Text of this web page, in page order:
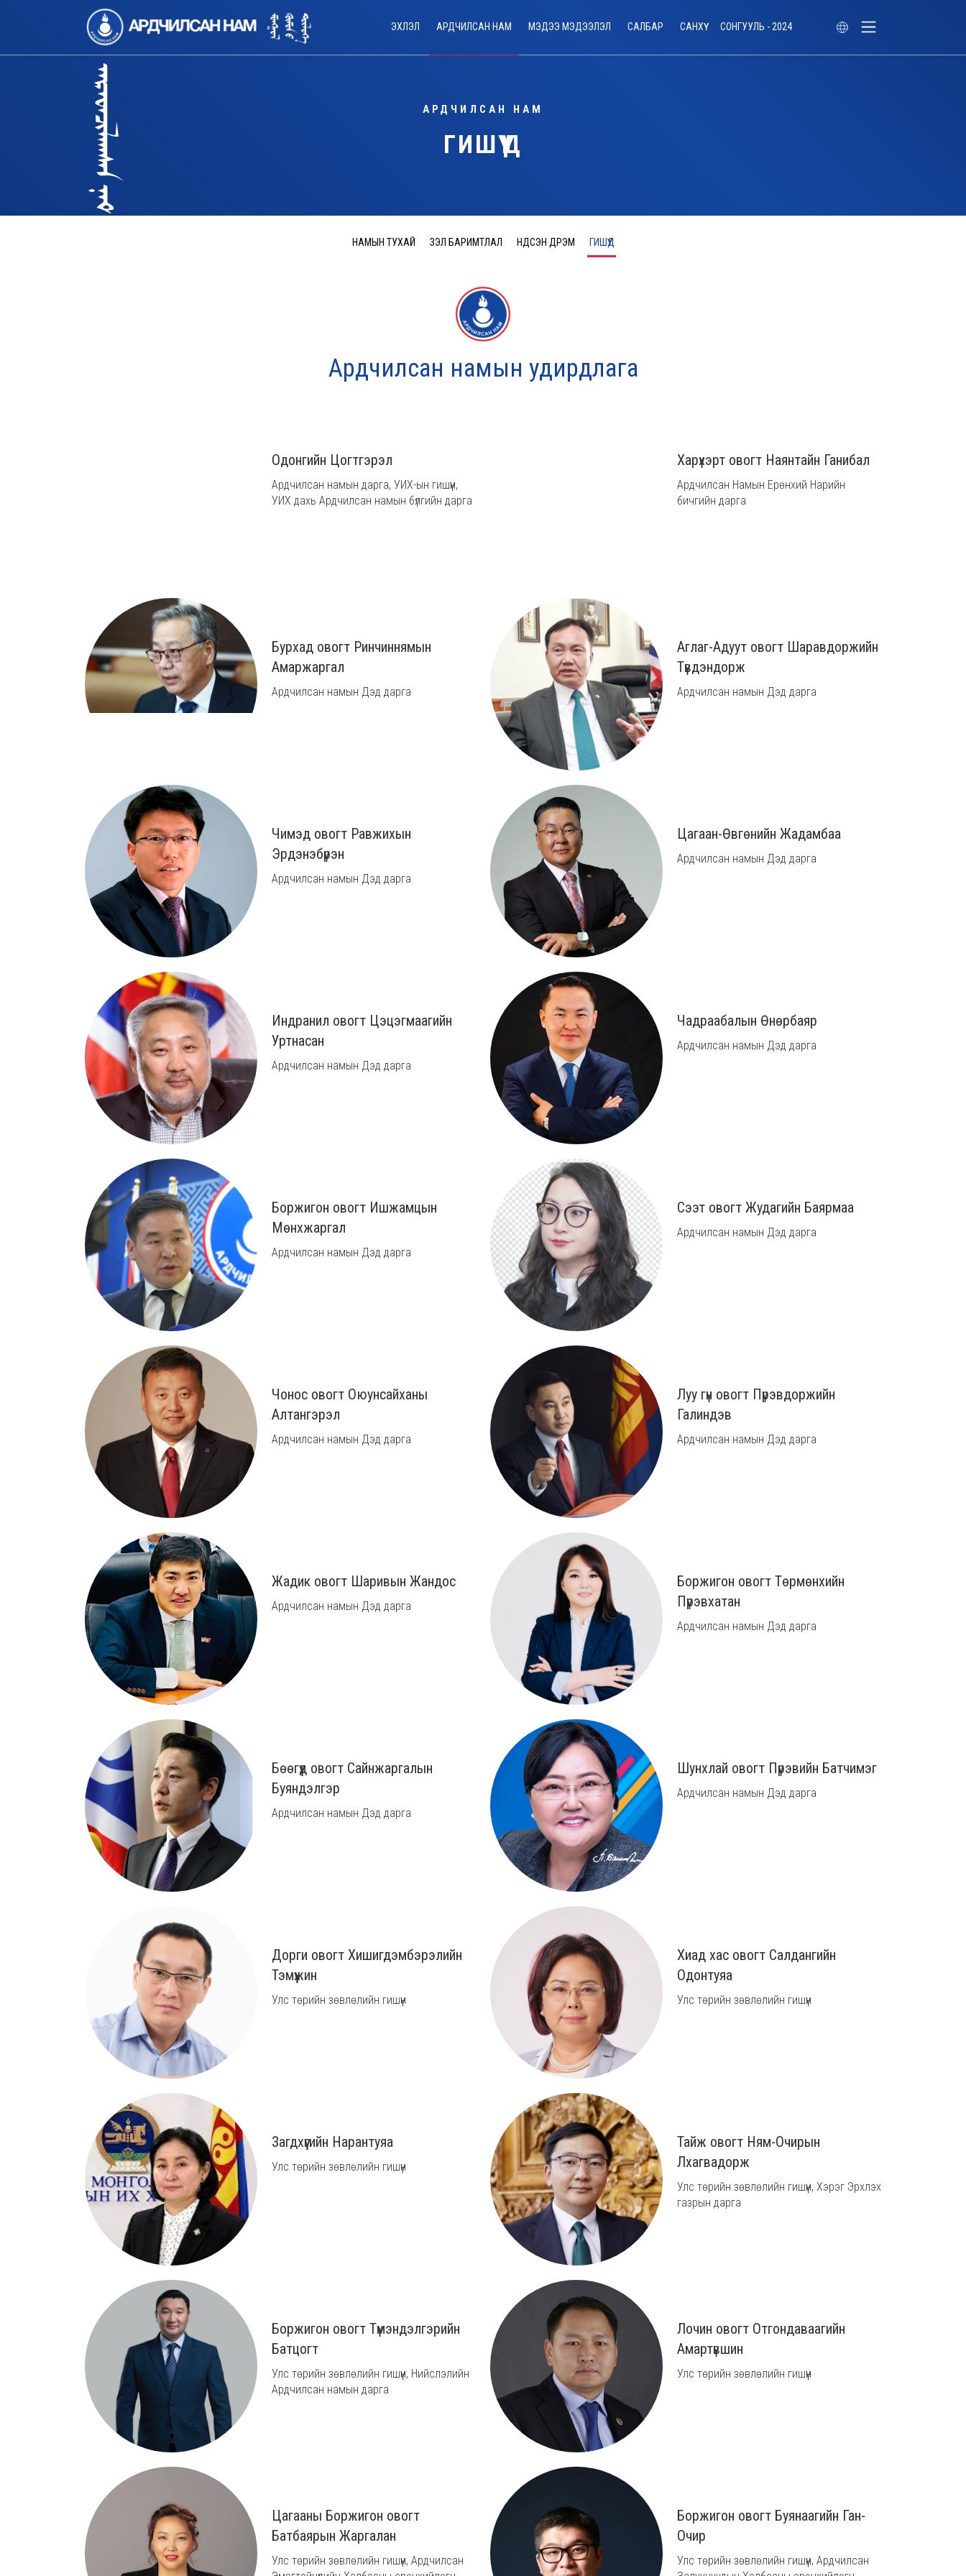
ЭХЛЭЛ АРДЧИЛСАН НАМ МЭДЭЭ МЭДЭЭЛЭЛ САЛБАР САНХҮҮ СОНГУУЛЬ - 2024
АРДЧИЛСАН НАМ
ГИШҮҮД
НАМЫН ТУХАЙ ҮЗЭЛ БАРИМТЛАЛ ҮНДСЭН ДҮРЭМ ГИШҮҮД
Ардчилсан намын удирдлага
Одонгийн Цогтгэрэл
Ардчилсан намын дарга, УИХ-ын гишүүн,
УИХ дахь Ардчилсан намын бүлгийн дарга
Харүхэрт овогт Наянтайн Ганибал
Ардчилсан Намын Ерөнхий Нарийн
бичгийн дарга
Бурхад овогт Ринчиннямын
Амаржаргал
Ардчилсан намын Дэд дарга
Аглаг-Адуут овогт Шаравдоржийн
Түвдэндорж
Ардчилсан намын Дэд дарга
Чимэд овогт Равжихын
Эрдэнэбүрэн
Ардчилсан намын Дэд дарга
Цагаан-Өвгөнийн Жадамбаа
Ардчилсан намын Дэд дарга
Индранил овогт Цэцэгмаагийн
Уртнасан
Ардчилсан намын Дэд дарга
Чадраабалын Өнөрбаяр
Ардчилсан намын Дэд дарга
Боржигон овогт Ишжамцын
Мөнхжаргал
Ардчилсан намын Дэд дарга
Сээт овогт Жудагийн Баярмаа
Ардчилсан намын Дэд дарга
Чонос овогт Оюунсайханы
Алтангэрэл
Ардчилсан намын Дэд дарга
Луу гүн овогт Пүрэвдоржийн
Галиндэв
Ардчилсан намын Дэд дарга
Жадик овогт Шаривын Жандос
Ардчилсан намын Дэд дарга
Боржигон овогт Төрмөнхийн
Пүрэвхатан
Ардчилсан намын Дэд дарга
Бөөгүүд овогт Сайнжаргалын
Буяндэлгэр
Ардчилсан намын Дэд дарга
Шунхлай овогт Пүрэвийн Батчимэг
Ардчилсан намын Дэд дарга
Дорги овогт Хишигдэмбэрэлийн
Тэмүүжин
Улс төрийн зөвлөлийн гишүүн
Хиад хас овогт Салдангийн
Одонтуяа
Улс төрийн зөвлөлийн гишүүн
Загдхүүгийн Нарантуяа
Улс төрийн зөвлөлийн гишүүн
Тайж овогт Ням-Очирын
Лхагвадорж
Улс төрийн зөвлөлийн гишүүн, Хэрэг Эрхлэх
газрын дарга
Боржигон овогт Түмэндэлгэрийн
Батцогт
Улс төрийн зөвлөлийн гишүүн, Нийслэлийн
Ардчилсан намын дарга
Лочин овогт Отгондаваагийн
Амартүвшин
Улс төрийн зөвлөлийн гишүүн
Цагааны Боржигон овогт
Батбаярын Жаргалан
Улс төрийн зөвлөлийн гишүүн, Ардчилсан
Боржигон овогт Буянаагийн Ган-
Очир
Улс төрийн зөвлөлийн гишүүн, Ардчилсан